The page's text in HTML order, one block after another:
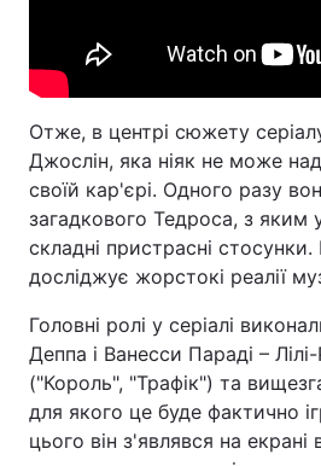
Отже, в центрі сюжету
Джослін, яка ніяк не може
своїй кар'єрі. Одного разу
загадкового Тедроса, з яким
складні пристрасні
досліджує жорстокі реалії
Головні ролі у серіалі
Деппа і Ванесси Параді –
("Король", "Трафік") та
для якого це буде фактично
цього він з'являвся на екрані